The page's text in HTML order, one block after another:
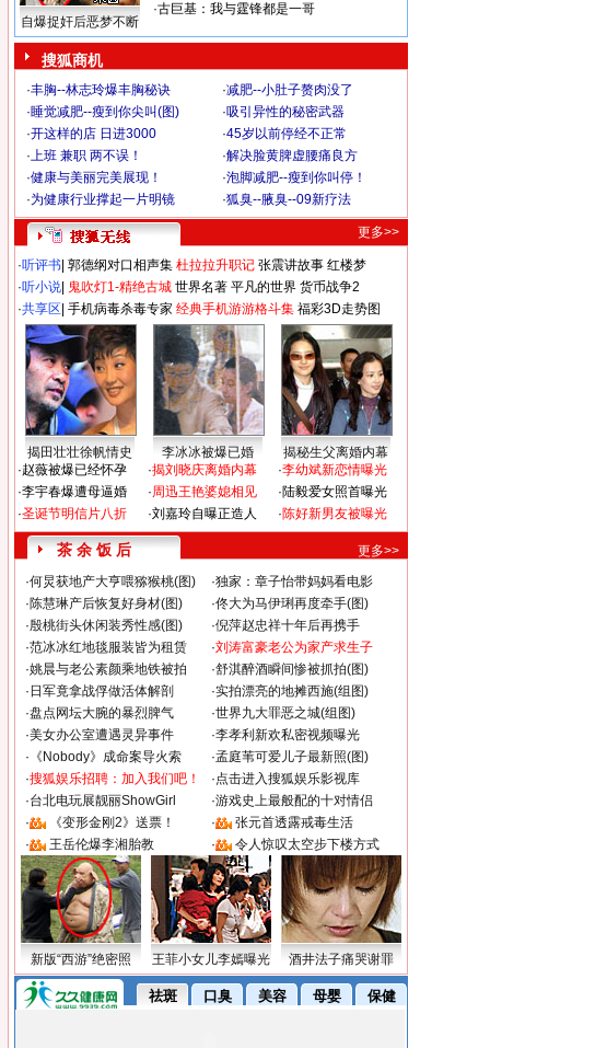
自爆捉奸后恶梦不断
·古巨基：我与霆锋都是一哥
搜狐商机
·丰胸--林志玲爆丰胸秘诀 ·减肥--小肚子赘肉没了
·睡觉减肥--瘦到你尖叫(图) ·吸引异性的秘密武器
·开这样的店 日进3000 ·45岁以前停经不正常
·上班 兼职 两不误！ ·解决脸黄脾虚腰痛良方
·健康与美丽完美展现！ ·泡脚减肥--瘦到你叫停！
·为健康行业撑起一片明镜 ·狐臭--腋臭--09新疗法
更多>>
·听评书 郭德纲对口相声集 杜拉拉升职记 张震讲故事 红楼梦
·听小说 鬼吹灯1-精绝古城 世界名著 平凡的世界 货币战争2
·共享区 手机病毒杀毒专家 经典手机游游格斗集 福彩3D走势图
揭田壮壮徐帆情史 李冰冰被爆已婚
揭秘生父离婚内幕
·赵薇被爆已经怀孕
·李宇春爆遭母逼婚
·圣诞节明信片八折
·揭刘晓庆离婚内幕
·周迅王艳婆媳相见
·刘嘉玲自曝正造人
·李幼斌新恋情曝光
·陆毅爱女照首曝光
·陈好新男友被曝光
茶 余 饭 后
更多>>
·何炅获地产大亨喂猕猴桃(图) ·独家：章子怡带妈妈看电影
·陈慧琳产后恢复好身材(图) ·佟大为马伊琍再度牵手(图)
·殷桃街头休闲装秀性感(图) ·倪萍赵忠祥十年后再携手
·范冰冰红地毯服装皆为租赁 ·刘涛富豪老公为家产求生子
·姚晨与老公素颜乘地铁被拍 ·舒淇醉酒瞬间惨被抓拍(图)
· 日军竟拿战俘做活体解剖 ·实拍漂亮的地摊西施(组图)
·盘点网坛大腕的暴烈脾气 ·世界九大罪恶之城(组图)
·美女办公室遭遇灵异事件 ·李孝利新欢私密视频曝光
· 《Nobody》成命案导火索 ·孟庭苇可爱儿子最新照(图)
·搜狐娱乐招聘：加入我们吧！ ·点击进入搜狐娱乐影视库
·台北电玩展靓丽ShowGirl ·游戏史上最般配的十对情侣
·
《变形金刚2》送票！ ·
张元首透露戒毒生活
·
王岳伦爆李湘胎教 · 令人惊叹太空步下楼方式
新版“西游”绝密照 王菲小女儿李嫣曝光 酒井法子痛哭谢罪